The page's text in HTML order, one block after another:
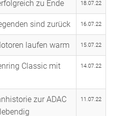
zu Ende 18.07.22
sind zurück 16.07.22
laufen warm 15.07.22
Classic mit
14.07.22
zur ADAC
11.07.22